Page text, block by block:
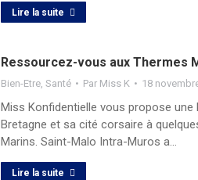
Lire la suite
Ressourcez-vous aux Thermes
Bien-Etre,Santé Par Miss K 18
Miss Konfidentielle vous propose
Bretagne et sa cité corsaire à
Marins. Saint-Malo Intra-Muros a…
Lire la suite